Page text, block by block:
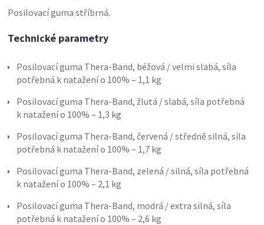
Posilovací guma stříbrná.
Technické parametry
Posilovací guma Thera-Band, béžová / velmi slabá, síla
potřebná k natažení o 100% – 1,1 kg
Posilovací guma Thera-Band, žlutá / slabá, síla potřebná
k natažení o 100% – 1,3 kg
Posilovací guma Thera-Band, červená / středně silná, síla
potřebná k natažení o 100% – 1,7 kg
Posilovací guma Thera-Band, zelená / silná, síla potřebná
k natažení o 100% – 2,1 kg
Posilovací guma Thera-Band, modrá / extra silná, síla
potřebná k natažení o 100% – 2,6 kg